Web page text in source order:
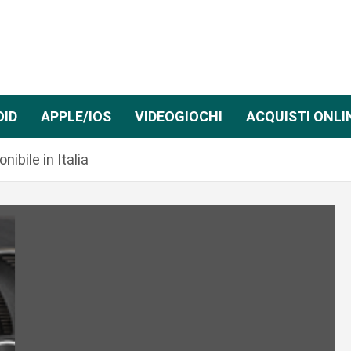
APPLE/IOS VIDEOGIOCHI ACQUISTI
in Italia